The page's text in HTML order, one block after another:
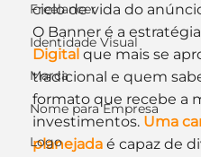
Freelancer
Identidade Visual
Marca
Nome para Empresa
Logo
ciclo de vida do
O Banner é a
Digital que mais se
tradicional e quem
formato que recebe a
investimentos. Uma
planejada é capaz de